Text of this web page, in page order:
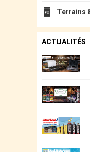
Terrains
ACTUALITÉS